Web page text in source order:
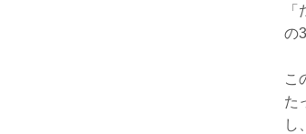
の
こ
た
し